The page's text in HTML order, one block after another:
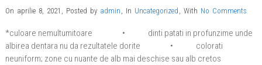
On aprilie 8, 2021 Posted by admin In Uncategorized With No Comments
*culoare nemultumitoare • dinti patati in profunzime unde
albirea dentara nu da rezultatele dorite • colorati
neuniform; zone cu nuante de alb mai deschise sau alb cretos